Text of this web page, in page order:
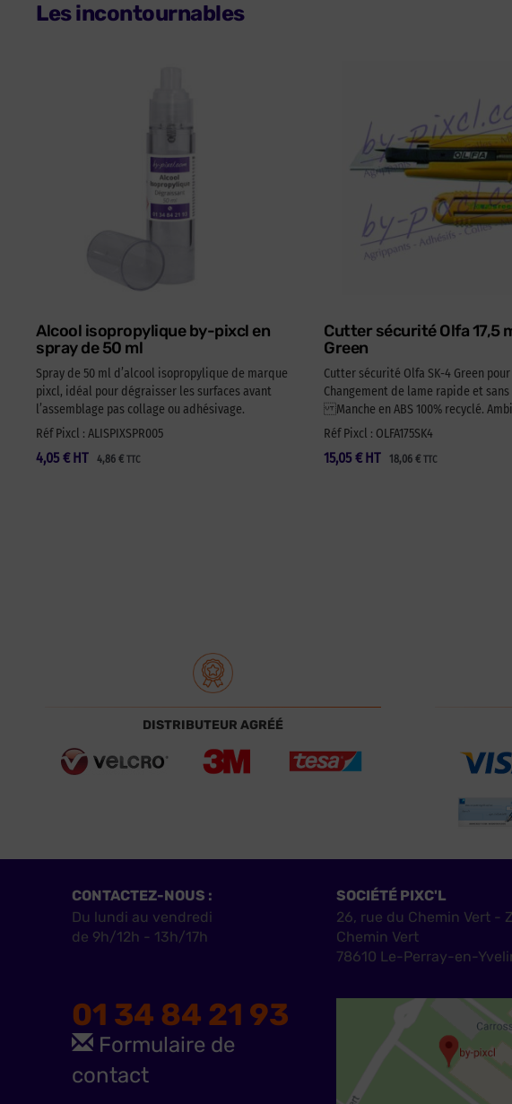
Les incontournables
Alcool isopropylique by-pixcl en
spray de 50 ml
Spray de 50 ml d’alcool isopropylique de marque
pixcl, idéal pour dégraisser les surfaces avant
l’assemblage pas collage ou adhésivage.
Réf Pixcl : ALISPIXSPR005
4,05 € 4,86 € TTC
HT
Cutter sécurité Olfa 17,5
Green
Cutter sécurité Olfa SK-4 Green pour
Changement de lame rapide et
Manche en ABS 100% recyclé.
Réf Pixcl : OLFA175SK4
15,05 € 18,06 € TTC
HT
DISTRIBUTEUR AGRÉÉ
CONTACTEZ-NOUS :
Du lundi au vendredi
de 9h/12h - 13h/17h
01 34 84 21 93
Formulaire de
contact
SOCIÉTÉ PIXC'L
26, rue du Chemin Vert -
Chemin Vert
78610 Le-Perray-en-